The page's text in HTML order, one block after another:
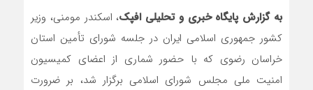
به گزارش پایگاه خبری و تحلیلی افپک، اسکندر مومنی، وزیر
کشور جمهوری اسلامی ایران در جلسه شورای تأمین استان
خراسان رضوی که با حضور شماری از اعضای کمیسیون
امنیت ملی مجلس شورای اسلامی برگزار شد، بر ضرورت